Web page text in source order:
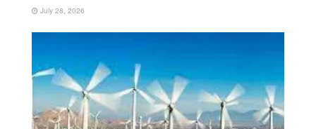
July 28, 2026